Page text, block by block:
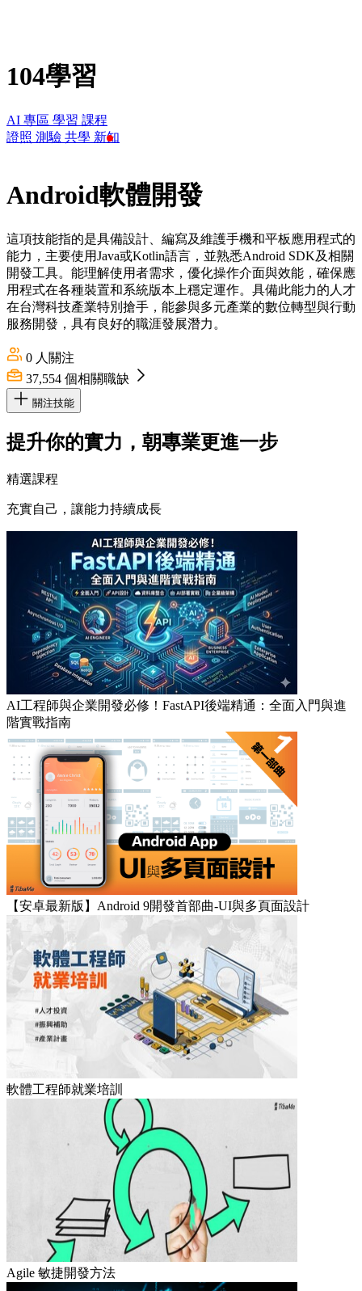
104學習
AI 專區 學習 課程
證照 測驗 共學 新知
Android軟體開發
這項技能指的是具備設計、編寫及維護手機和平板應用程式的
能力，主要使用Java或Kotlin語言，並熟悉Android SDK及相關
開發工具。能理解使用者需求，優化操作介面與效能，確保應
用程式在各種裝置和系統版本上穩定運作。具備此能力的人才
在台灣科技產業特別搶手，能參與多元產業的數位轉型與行動
服務開發，具有良好的職涯發展潛力。
0 人關注
37,554 個相關職缺
關注技能
提升你的實力，朝專業更進一步
精選課程
充實自己，讓能力持續成長
AI工程師與企業開發必修！FastAPI後端精通：全面入門與進
階實戰指南
【安卓最新版】Android 9開發首部曲-UI與多頁面設計
軟體工程師就業培訓
Agile 敏捷開發方法